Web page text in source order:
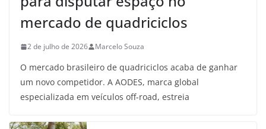
mercado de quadriciclos
2 de julho de 2026 Marcelo Souza
O mercado brasileiro de quadriciclos acaba de ganhar
um novo competidor. A AODES, marca global
especializada em veículos off-road, estreia